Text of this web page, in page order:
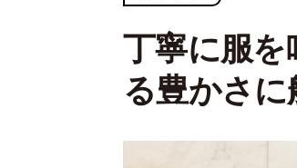
丁寧に服を
る豊かさに